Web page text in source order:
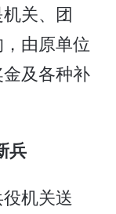
关、团
由原单位
及各种补
兵
机关送